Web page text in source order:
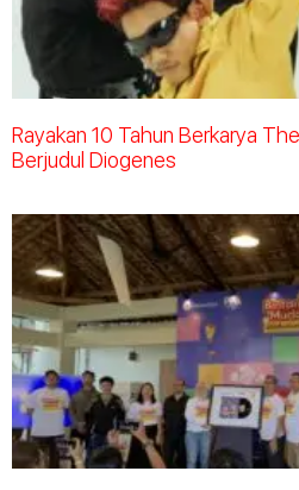
Rayakan 10 Tahun Berkarya
Berjudul Diogenes